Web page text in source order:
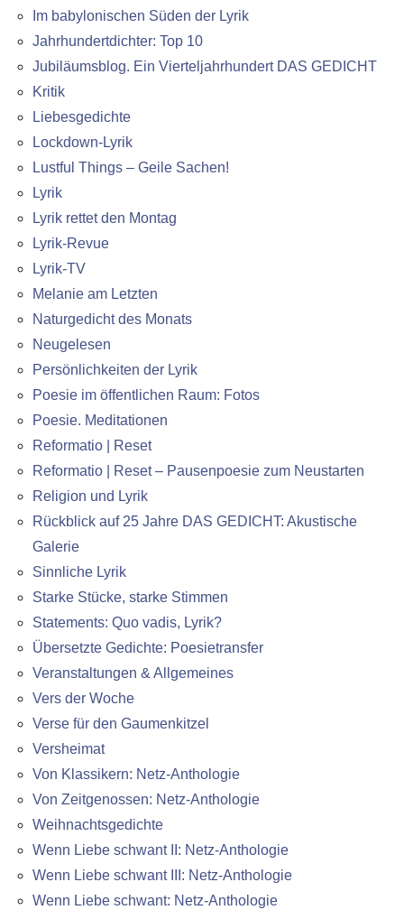
Im babylonischen Süden der Lyrik
Jahrhundertdichter: Top 10
Jubiläumsblog. Ein Vierteljahrhundert DAS GEDICHT
Kritik
Liebesgedichte
Lockdown-Lyrik
Lustful Things – Geile Sachen!
Lyrik
Lyrik rettet den Montag
Lyrik-Revue
Lyrik-TV
Melanie am Letzten
Naturgedicht des Monats
Neugelesen
Persönlichkeiten der Lyrik
Poesie im öffentlichen Raum: Fotos
Poesie. Meditationen
Reformatio | Reset
Reformatio | Reset – Pausenpoesie zum Neustarten
Religion und Lyrik
Rückblick auf 25 Jahre DAS GEDICHT: Akustische
Galerie
Sinnliche Lyrik
Starke Stücke, starke Stimmen
Statements: Quo vadis, Lyrik?
Übersetzte Gedichte: Poesietransfer
Veranstaltungen & Allgemeines
Vers der Woche
Verse für den Gaumenkitzel
Versheimat
Von Klassikern: Netz-Anthologie
Von Zeitgenossen: Netz-Anthologie
Weihnachtsgedichte
Wenn Liebe schwant II: Netz-Anthologie
Wenn Liebe schwant III: Netz-Anthologie
Wenn Liebe schwant: Netz-Anthologie